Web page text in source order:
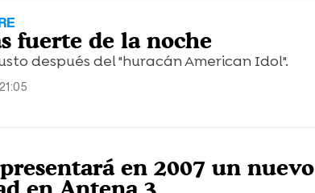
fuerte de la noche
después del "huracán American Idol".
en 2007 un nuevo